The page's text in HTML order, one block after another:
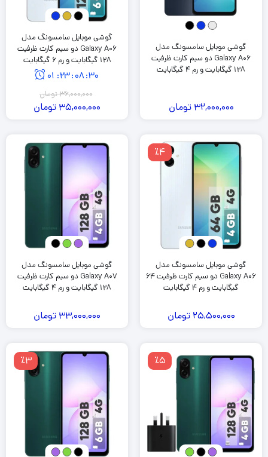
گوشی موبایل سامسونگ مدل
Galaxy A06 دو سیم کارت ظرفیت
128 گیگابایت و رم 4 گیگابایت
32,000,000 تومان
گوشی موبایل سامسونگ مدل
Galaxy A06 دو سیم کارت ظرفیت
128 گیگابایت و رم 6 گیگابایت
29
:
08
:
23
:
01
36,000,000تومان
35,000,000 تومان
٪4
گوشی موبایل سامسونگ مدل
Galaxy A06 دو سیم کارت ظرفیت 64
گیگابایت و رم 4 گیگابایت
25,500,000 تومان
گوشی موبایل سامسونگ مدل
Galaxy A07 دو سیم کارت ظرفیت
128 گیگابایت و رم 4 گیگابایت
33,000,000 تومان
٪5 ٪3